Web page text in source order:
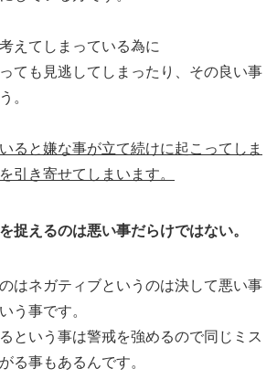
えてしまっている為に
ても見逃してしまったり、その良い事
。
ると嫌な事が立て続けに起こってしま
引き寄せてしまいます。
捉えるのは悪い事だらけではない。
はネガティブというのは決して悪い事
う事です。
という事は警戒を強めるので同じミス
る事もあるんです。